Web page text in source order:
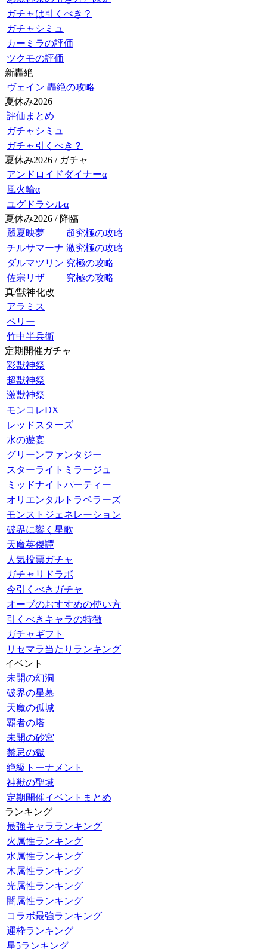
ガチャは引くべき？
ガチャシミュ
カーミラの評価
ツクモの評価
新轟絶
ヴェイン 轟絶の攻略
夏休み2026
評価まとめ
ガチャシミュ
ガチャ引くべき？
夏休み2026 / ガチャ
アンドロイドダイナーα
風火輪α
ユグドラシルα
夏休み2026 / 降臨
麗夏映夢
超究極の攻略
チルサマーナ 激究極の攻略
ダルマツリン 究極の攻略
佐宗リザ
究極の攻略
真/獣神化改
アラミス
ペリー
竹中半兵衛
定期開催ガチャ
彩獣神祭
超獣神祭
激獣神祭
モンコレDX
レッドスターズ
水の遊宴
グリーンファンタジー
スターライトミラージュ
ミッドナイトパーティー
オリエンタルトラベラーズ
モンストジェネレーション
破界に響く星歌
天魔英傑譚
人気投票ガチャ
ガチャリドラボ
今引くべきガチャ
オーブのおすすめの使い方
引くべきキャラの特徴
ガチャギフト
リセマラ当たりランキング
イベント
未開の幻洞
破界の星墓
天魔の孤城
覇者の塔
未開の砂宮
禁忌の獄
絶級トーナメント
神獣の聖域
定期開催イベントまとめ
ランキング
最強キャラランキング
火属性ランキング
水属性ランキング
木属性ランキング
光属性ランキング
闇属性ランキング
コラボ最強ランキング
運枠ランキング
星5ランキング